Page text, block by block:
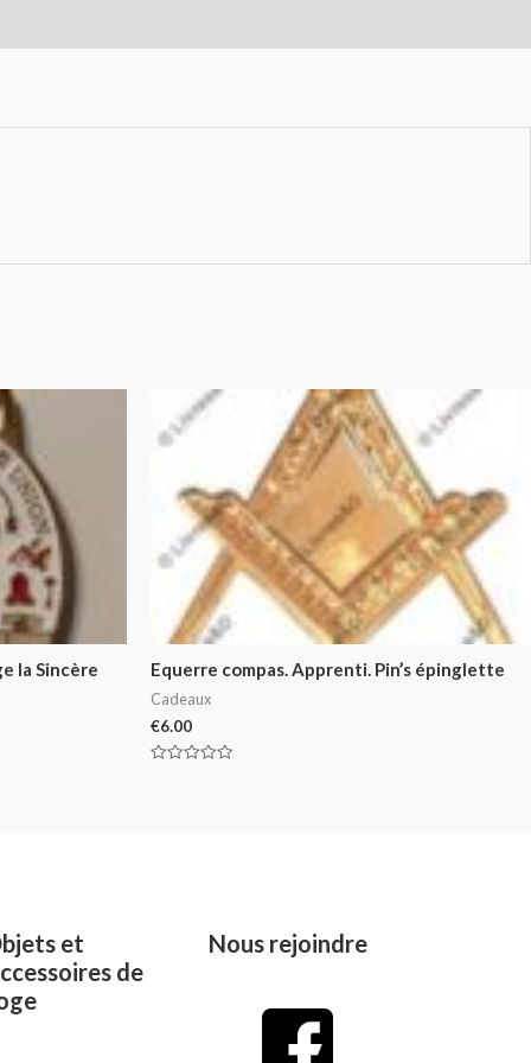
la Sincère
Equerre compas. Apprenti. Pin’s épinglette
Cadeaux
€6.00
et
de
Nous rejoindre